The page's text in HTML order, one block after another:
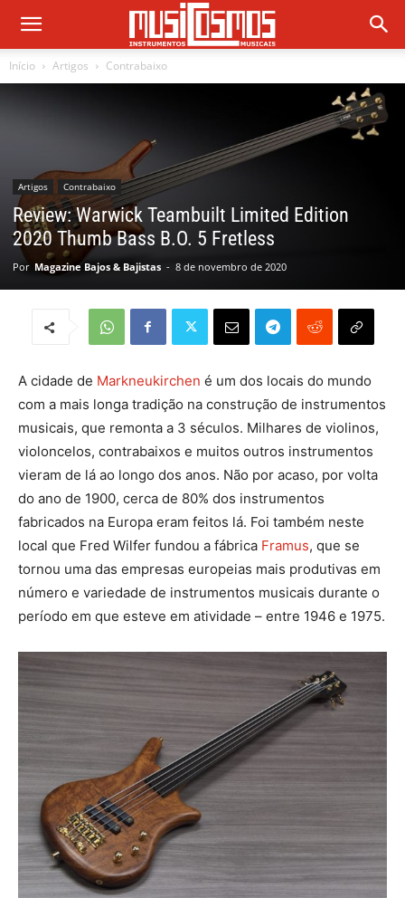
Início Artigos Contrabaixo
Artigos Contrabaixo
Review: Warwick Teambuilt Limited Edition
2020 Thumb Bass B.O. 5 Fretless
Por Magazine Bajos & Bajistas - 8 de novembro de 2020
A cidade de Markneukirchen é um dos locais do mundo
com a mais longa tradição na construção de instrumentos
musicais, que remonta a 3 séculos. Milhares de violinos,
violoncelos, contrabaixos e muitos outros instrumentos
vieram de lá ao longo dos anos. Não por acaso, por volta
do ano de 1900, cerca de 80% dos instrumentos
fabricados na Europa eram feitos lá. Foi também neste
local que Fred Wilfer fundou a fábrica Framus, que se
tornou uma das empresas europeias mais produtivas em
número e variedade de instrumentos musicais durante o
período em que esteve em atividade – entre 1946 e 1975.